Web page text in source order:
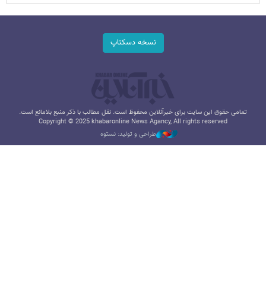
نسخه دسکتاپ
تمامی حقوق این سایت برای خبرآنلاین محفوظ است. نقل مطالب با ذکر منبع بلامانع است.
Copyright © 2025 khabaronline News Agancy, All rights reserved
طراحی و تولید: نستوه